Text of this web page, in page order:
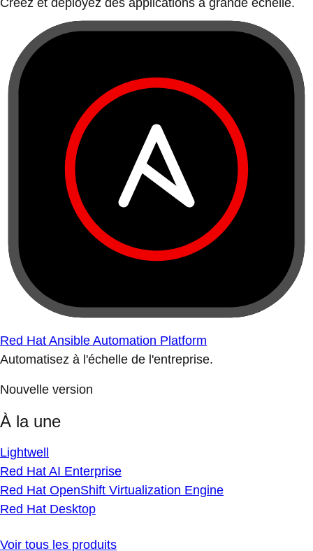
Créez et déployez des applications à grande échelle.
Red Hat Ansible Automation Platform
Automatisez à l'échelle de l'entreprise.
Nouvelle version
À la une
Lightwell
Red Hat AI Enterprise
Red Hat OpenShift Virtualization Engine
Red Hat Desktop
Voir tous les produits